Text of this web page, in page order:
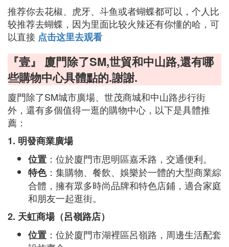
推荐你去花椒、虎牙、斗鱼或者蝴蝶都可以，个人比
较推荐去蝴蝶，因为里面比较火辣还有你懂的哈，可
以直接 点击这里去观看
『壹』 廈門除了SM,世貿和中山路,還有哪
些購物中心具體點的.謝謝.
廈門除了SM城市廣場、世茂商城和中山路步行街
外，還有多個值得一逛的購物中心，以下是具體推
薦：
1. 明發商業廣場
位置 ：位於廈門市思明區嘉禾路，交通便利。
特色：集購物、餐飲、娛樂於一體的大型商業綜
合體，擁有眾多時尚品牌和特色店鋪，適合家庭
和朋友一起逛街。
2. 天虹商場（呂嶺路店）
位置 ：位於廈門市湖裡區呂嶺路，周邊生活配套